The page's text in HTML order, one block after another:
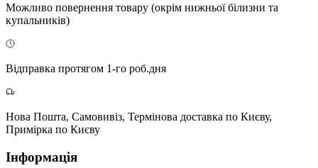
Можливо повернення товару (окрім нижньої білизни та
купальників)
Відправка протягом 1-го роб.дня
Нова Пошта, Самовивіз, Термінова доставка по Києву,
Примірка по Києву
Інформація